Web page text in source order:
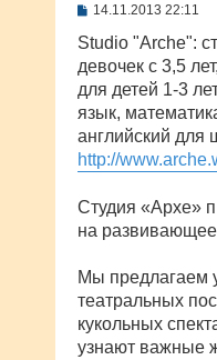
С
о
щ
е
и
е
14.11.2013 22:11
Studio "Arche":
девочек с 3,5
для детей 1-3
язык,
английский для
http://
Студия «Архе»
на развивающее
Мы предлагаем
театральных
кукольных
узнают важные